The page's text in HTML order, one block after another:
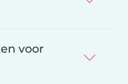
voor